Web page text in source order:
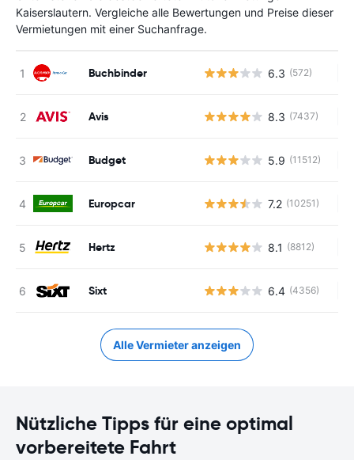
Kaiserslautern. Vergleiche alle Bewertungen und Preise dieser
Vermietungen mit einer Suchanfrage.
Buchbinder 6.3 (572)
Avis 8.3 (7437)
Budget 5.9 (11512)
Europcar 7.2 (10251)
Hertz 8.1 (8812)
Sixt 6.4 (4356)
Alle Vermieter anzeigen
Nützliche Tipps für eine optimal
vorbereitete Fahrt